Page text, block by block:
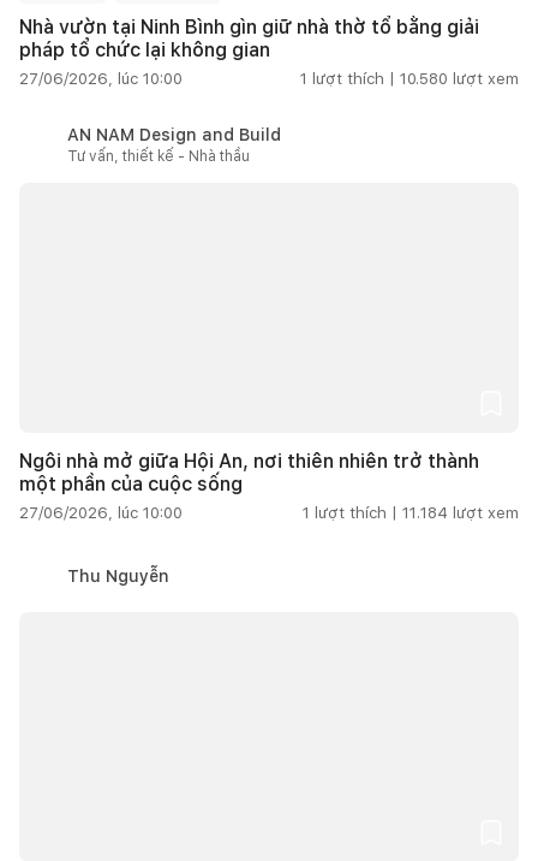
Nhà vườn tại Ninh Bình gìn giữ nhà thờ tổ bằng giải
pháp tổ chức lại không gian
27/06/2026, lúc 10:00 1 lượt thích | 10.580 lượt xem
AN NAM Design and Build
Tư vấn, thiết kế - Nhà thầu
Ngôi nhà mở giữa Hội An, nơi thiên nhiên trở thành
một phần của cuộc sống
27/06/2026, lúc 10:00 1 lượt thích | 11.184 lượt xem
Thu Nguyễn